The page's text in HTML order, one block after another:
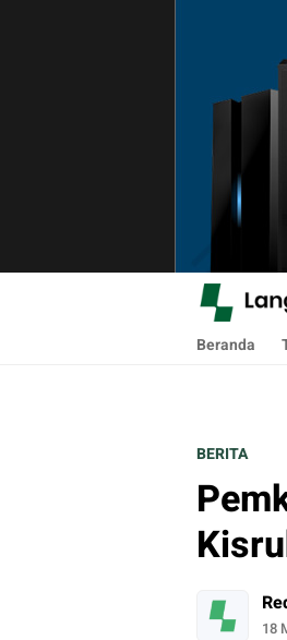
Suara
Beranda
BERITA
18